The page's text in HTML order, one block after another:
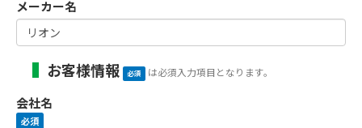
メーカー名
お客様情報 必須 は必須入力項目となります。
会社名
必須